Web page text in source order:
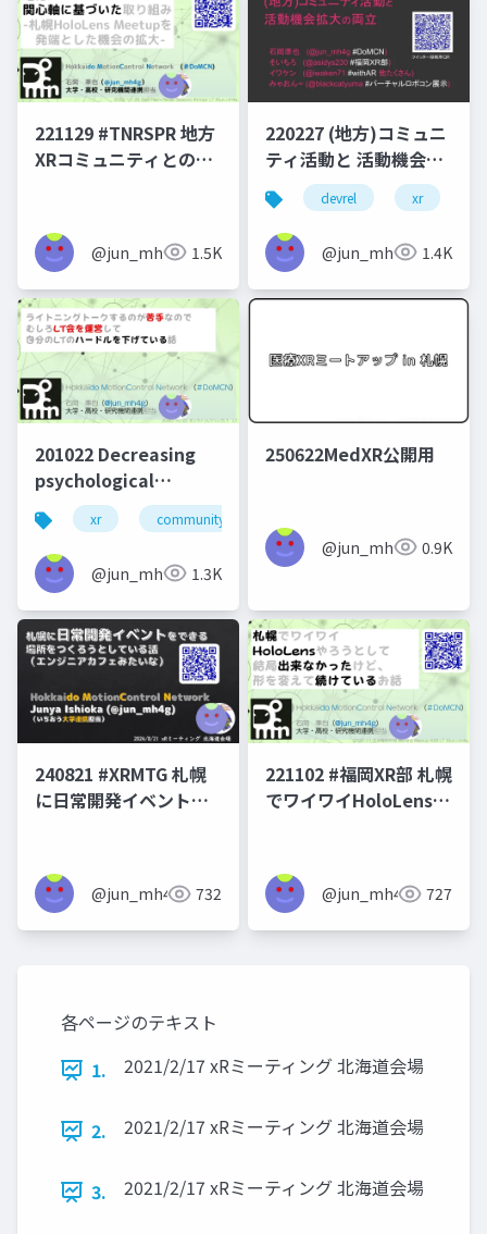
221129 #TNRSPR 地方
XRコミュニティとの関
@jun_mh4g1.5K
220227 (地方)コミュニ
ティ活動と 活動機会拡
大の両立devrel xr
@jun_mh4g1.4K
201022 Decreasing
psychological
difficulty of short
presentation by
joining organizing
member of online
seminar
xr community design
@jun_mh4g1.3K
250622MedXR公開用
@jun_mh4g0.9K
240821 #XRMTG 札幌
に日常開発イベントを
@jun_mh4g732
221102 #福岡XR部 札幌
でワイワイHoloLensや
続けている話
@jun_mh4g727
各ページのテキスト
1.
2021/2/17 xRミーティング 北海道会場
2. 2021/2/17 xRミーティング 北海道会場
3. 2021/2/17 xRミーティング 北海道会場